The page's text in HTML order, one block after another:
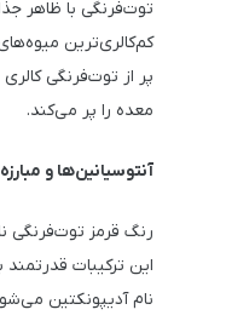
توت‌فرنگی با ظاهر
کم‌کالری‌ترین
پر از توت‌فرنگی کالری
معده را پر می‌کند.
آنتوسیانین‌ها و
رنگ قرمز توت‌فرنگی
این ترکیبات
نام آدیپونکتین